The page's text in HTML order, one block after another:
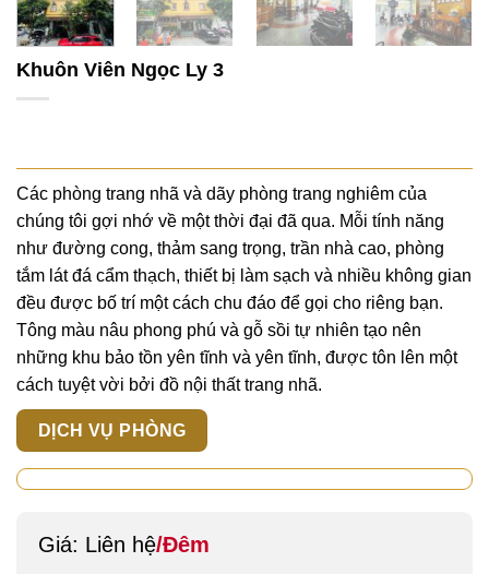
Khuôn Viên Ngọc Ly 3
Các phòng trang nhã và dãy phòng trang nghiêm của
chúng tôi gợi nhớ về một thời đại đã qua. Mỗi tính năng
như đường cong, thảm sang trọng, trần nhà cao, phòng
tắm lát đá cẩm thạch, thiết bị làm sạch và nhiều không gian
đều được bố trí một cách chu đáo để gọi cho riêng bạn.
Tông màu nâu phong phú và gỗ sồi tự nhiên tạo nên
những khu bảo tồn yên tĩnh và yên tĩnh, được tôn lên một
cách tuyệt vời bởi đồ nội thất trang nhã.
DỊCH VỤ PHÒNG
Giá: Liên hệ/Đêm